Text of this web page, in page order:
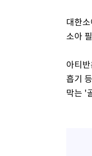
대한
소아
아티
흡기
막는 '